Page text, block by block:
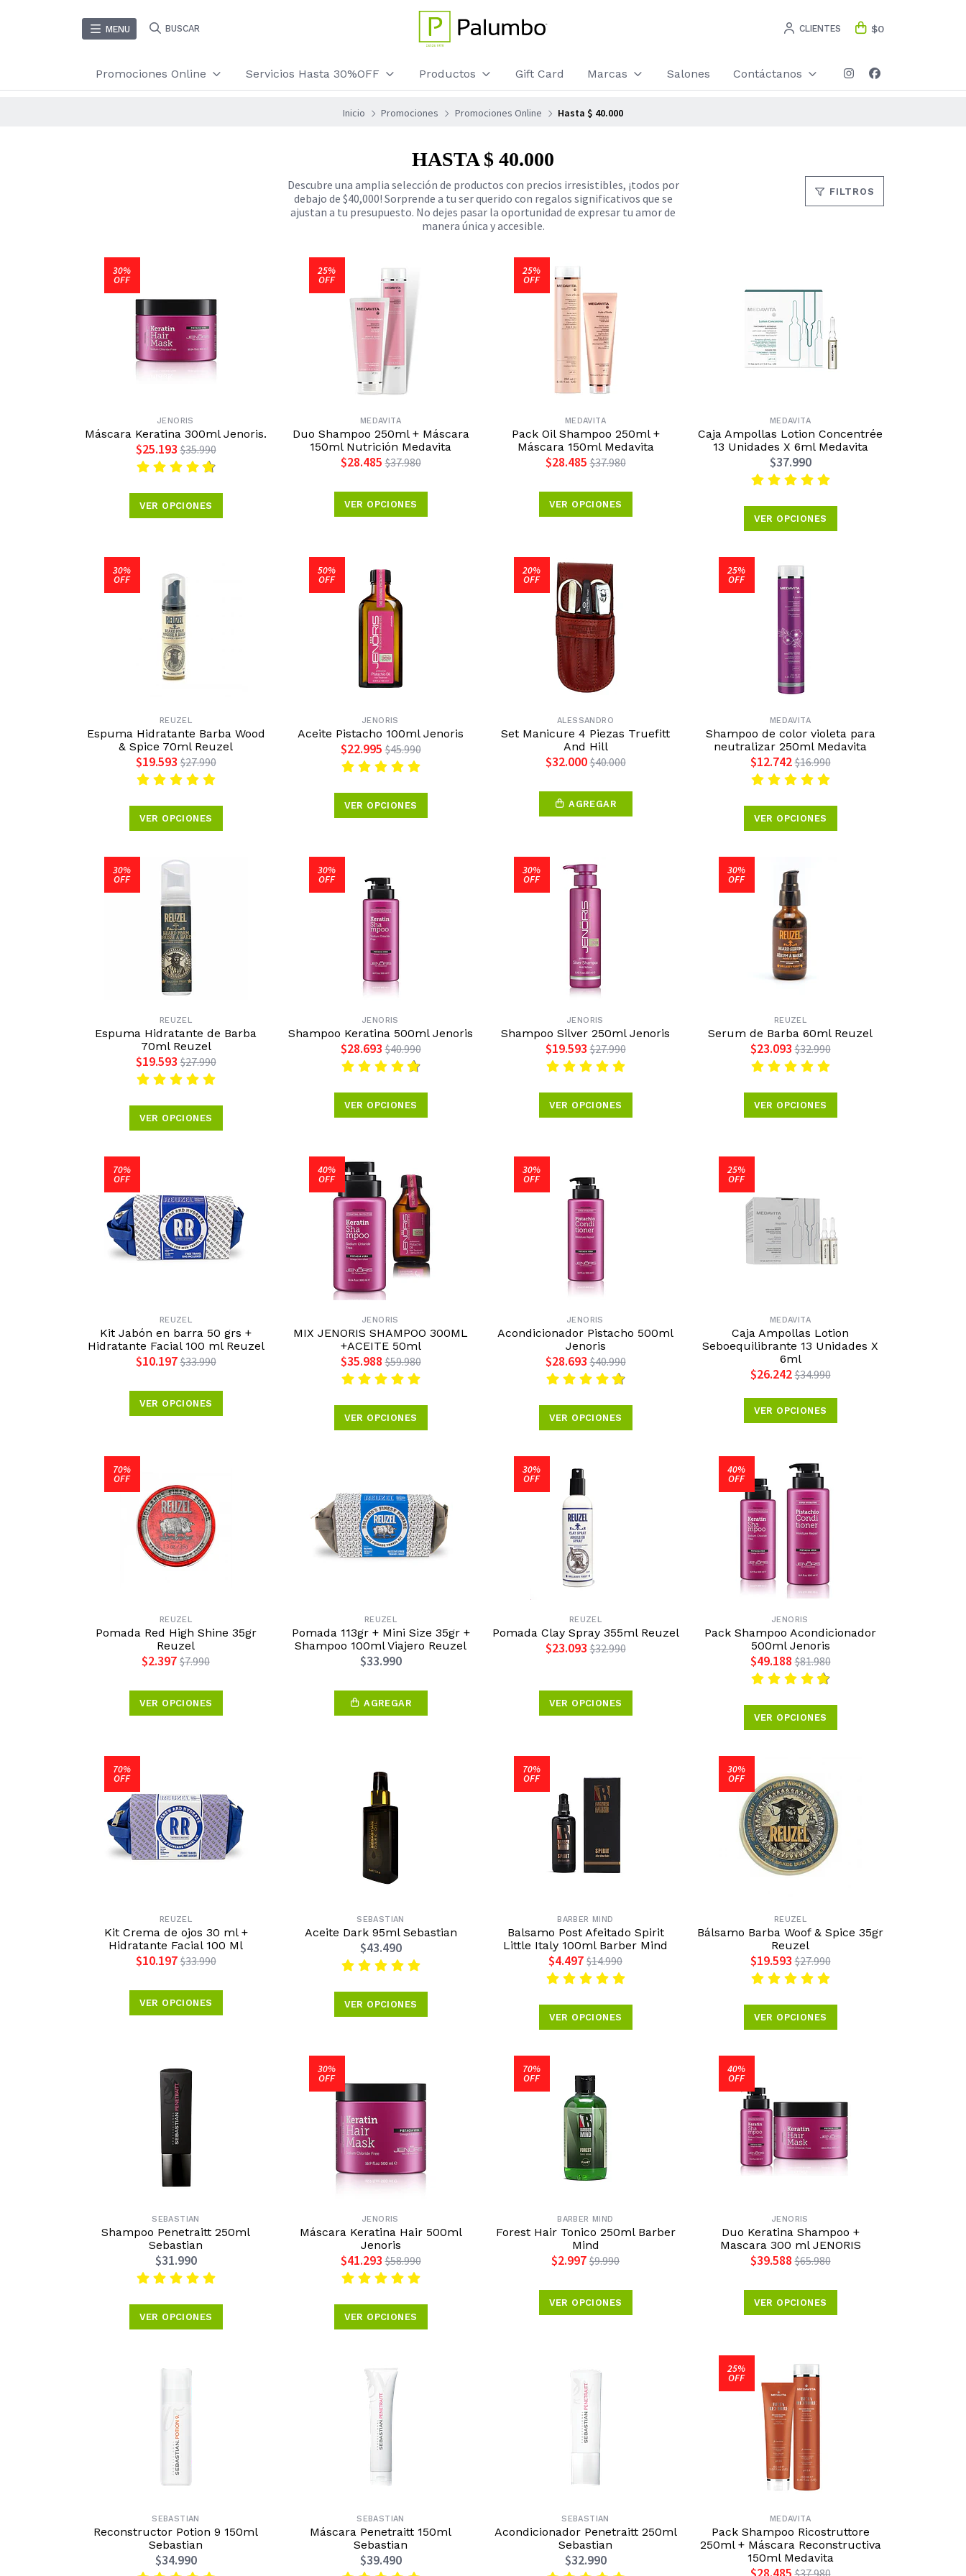
MENU BUSCAR CLIENTES $0
Promociones Online Servicios Hasta 30%OFF Productos Gift Card Marcas Salones Contáctanos
Inicio Promociones Promociones Online Hasta $ 40.000
HASTA $ 40.000
Descubre una amplia selección de productos con precios irresistibles, ¡todos por
debajo de $40,000! Sorprende a tu ser querido con regalos significativos que se
ajustan a tu presupuesto. No dejes pasar la oportunidad de expresar tu amor de
manera única y accesible.
FILTROS
30%
OFF
JENORIS
Máscara Keratina 300ml Jenoris.
$25.193 $35.990
VER OPCIONES
25%
OFF
MEDAVITA
Duo Shampoo 250ml + Máscara
150ml Nutrición Medavita
$28.485 $37.980
VER OPCIONES
25%
OFF
MEDAVITA
Pack Oil Shampoo 250ml +
Máscara 150ml Medavita
$28.485 $37.980
VER OPCIONES
MEDAVITA
Caja Ampollas Lotion Concentrée
13 Unidades X 6ml Medavita
$37.990
VER OPCIONES
30%
OFF
REUZEL
Espuma Hidratante Barba Wood
& Spice 70ml Reuzel
$19.593 $27.990
VER OPCIONES
50%
OFF
JENORIS
Aceite Pistacho 100ml Jenoris
$22.995 $45.990
VER OPCIONES
20%
OFF
ALESSANDRO
Set Manicure 4 Piezas Truefitt
And Hill
$32.000 $40.000
AGREGAR
25%
OFF
MEDAVITA
Shampoo de color violeta para
neutralizar 250ml Medavita
$12.742 $16.990
VER OPCIONES
30%
OFF
REUZEL
Espuma Hidratante de Barba
70ml Reuzel
$19.593 $27.990
VER OPCIONES
30%
OFF
JENORIS
Shampoo Keratina 500ml Jenoris
$28.693 $40.990
VER OPCIONES
30%
OFF
JENORIS
Shampoo Silver 250ml Jenoris
$19.593 $27.990
VER OPCIONES
30%
OFF
REUZEL
Serum de Barba 60ml Reuzel
$23.093 $32.990
VER OPCIONES
70%
OFF
REUZEL
Kit Jabón en barra 50 grs +
Hidratante Facial 100 ml Reuzel
$10.197 $33.990
VER OPCIONES
40%
OFF
JENORIS
MIX JENORIS SHAMPOO 300ML
+ACEITE 50ml
$35.988 $59.980
VER OPCIONES
30%
OFF
JENORIS
Acondicionador Pistacho 500ml
Jenoris
$28.693 $40.990
VER OPCIONES
25%
OFF
MEDAVITA
Caja Ampollas Lotion
Seboequilibrante 13 Unidades X
6ml
$26.242 $34.990
VER OPCIONES
70%
OFF
REUZEL
Pomada Red High Shine 35gr
Reuzel
$2.397 $7.990
VER OPCIONES
REUZEL
Pomada 113gr + Mini Size 35gr +
Shampoo 100ml Viajero Reuzel
$33.990
AGREGAR
30%
OFF
REUZEL
Pomada Clay Spray 355ml Reuzel
$23.093 $32.990
VER OPCIONES
40%
OFF
JENORIS
Pack Shampoo Acondicionador
500ml Jenoris
$49.188 $81.980
VER OPCIONES
70%
OFF
REUZEL
Kit Crema de ojos 30 ml +
Hidratante Facial 100 Ml
$10.197 $33.990
VER OPCIONES
SEBASTIAN
Aceite Dark 95ml Sebastian
$43.490
VER OPCIONES
70%
OFF
BARBER MIND
Balsamo Post Afeitado Spirit
Little Italy 100ml Barber Mind
$4.497 $14.990
VER OPCIONES
30%
OFF
REUZEL
Bálsamo Barba Woof & Spice 35gr
Reuzel
$19.593 $27.990
VER OPCIONES
SEBASTIAN
Shampoo Penetraitt 250ml
Sebastian
$31.990
VER OPCIONES
30%
OFF
JENORIS
Máscara Keratina Hair 500ml
Jenoris
$41.293 $58.990
VER OPCIONES
70%
OFF
BARBER MIND
Forest Hair Tonico 250ml Barber
Mind
$2.997 $9.990
VER OPCIONES
40%
OFF
JENORIS
Duo Keratina Shampoo +
Mascara 300 ml JENORIS
$39.588 $65.980
VER OPCIONES
SEBASTIAN
Reconstructor Potion 9 150ml
Sebastian
$34.990
SEBASTIAN
Máscara Penetraitt 150ml
Sebastian
$39.490
SEBASTIAN
Acondicionador Penetraitt 250ml
Sebastian
$32.990
25%
OFF
MEDAVITA
Pack Shampoo Ricostruttore
250ml + Máscara Reconstructiva
150ml Medavita